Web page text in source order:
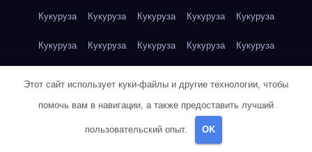
Кукуруза Кукуруза Кукуруза Кукуруза Кукуруза
Кукуруза Кукуруза Кукуруза Кукуруза Кукуруза
Куриная грудка Куриная грудка Куриная грудка
Куриная грудка Куриная грудка Куриная грудка
Этот сайт использует куки-файлы и другие технологии, чтобы
помочь вам в навигации, а также предоставить лучший
пользовательский опыт. OK